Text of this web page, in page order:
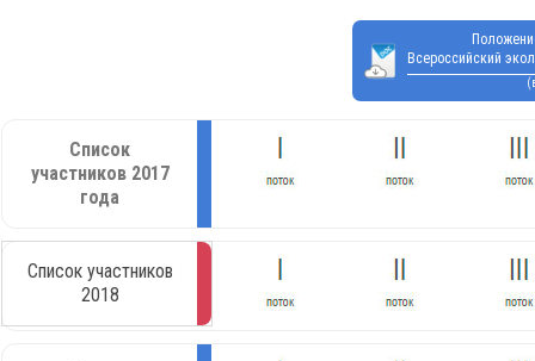
Всероссийский
Список
участников 2017
года
Список участников
2018